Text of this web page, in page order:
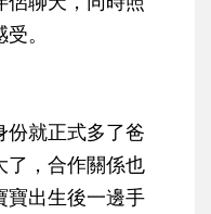
。
份就正式多了爸
了，合作關係也
寶出生後一邊手